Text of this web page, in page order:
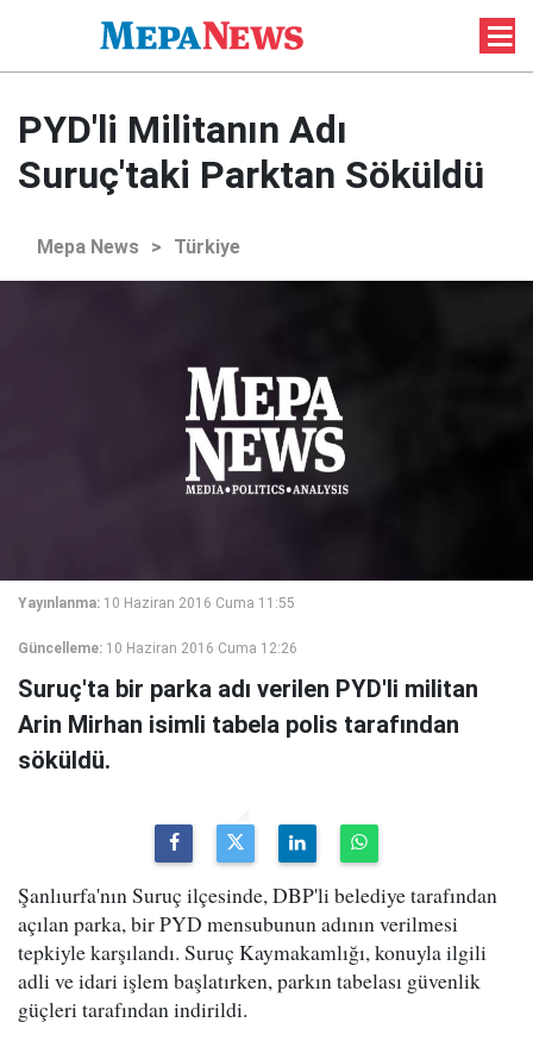
PYD'li Militanın Adı
Suruç'taki Parktan Söküldü
Mepa News > Türkiye
Yayınlanma: 10 Haziran 2016 Cuma 11:55
Güncelleme: 10 Haziran 2016 Cuma 12:26
Suruç'ta bir parka adı verilen PYD'li militan
Arin Mirhan isimli tabela polis tarafından
söküldü.
Şanlıurfa'nın Suruç ilçesinde, DBP'li belediye tarafından
açılan parka, bir PYD mensubunun adının verilmesi
tepkiyle karşılandı. Suruç Kaymakamlığı, konuyla ilgili
adli ve idari işlem başlatırken, parkın tabelası güvenlik
güçleri tarafından indirildi.